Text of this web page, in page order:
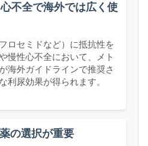
不全で海外では広く使
ロセミドなど）に抵抗性を
慢性心不全において、メト
海外ガイドラインで推奨さ
利尿効果が得られます。
の選択が重要